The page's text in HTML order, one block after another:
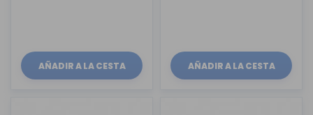
AÑADIR A LA CESTA AÑADIR A LA CESTA